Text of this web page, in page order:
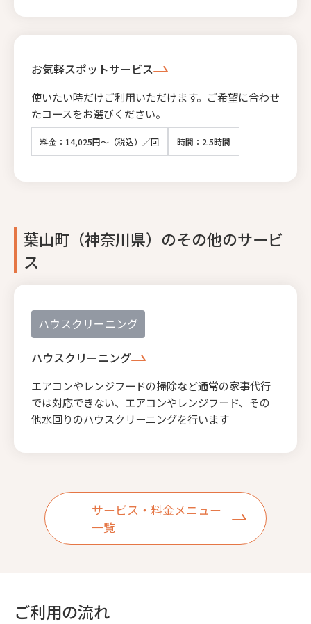
お気軽スポットサービス
使いたい時だけご利用いただけます。ご希望に合わせ
たコースをお選びください。
料金：14,025円～（税込）／回 時間：2.5時間
葉山町（神奈川県）のその他のサービ
ス
ハウスクリーニング
ハウスクリーニング
エアコンやレンジフードの掃除など通常の家事代行
では対応できない、エアコンやレンジフード、その
他水回りのハウスクリーニングを行います
サービス・料金メニュー
一覧
ご利用の流れ